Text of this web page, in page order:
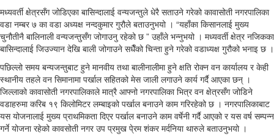
मध्यवर्ती क्षेत्रसँग जोडिएका बासिन्दालाई वन्यजन्तुले धेरै सताउने गरेको कावासोती नगरपालिका
वडा नम्बर ७ का वडा अध्यक्ष नन्दकुमार गुरौले बताउनुभयो । “यहाँका किसानलाई मुख्य
चुनौतीनै बालिनाली वन्यजन्तुसँग जोगाउनु रहेको छ ” उहाँले भन्नुभयो । मध्यवर्ती क्षेत्र नजिकका
बासिन्दालाई जिउज्यान देखि बाली जोगाउने सधैँको चिन्ता हुने गरेको वडाध्यक्ष गुरौको भनाइ छ ।
पछिल्लो समय बन्यजन्तुबाट हुने मानवीय तथा बालीनालीमा हुने क्षति रोक्न वन कार्यालय र केही
स्थानीय तहले वन सिमानामा पर्खाल सहितको मेस जाली लगाउने कार्य गर्दै आएका छन् ।
जिल्लाको कावासोती नगरपालिकाले मात्रै आफ्नो नगरपालिका भित्र वन क्षेत्रसँग जोडिने
वडाहरुमा करिब १९ किलोमिटर लम्बाइको पर्खाल बनाउने काम गरिरहेको छ । नगरपालिकाबाट
यस योजनालाई मुख्य प्राथमिकता दिएर पर्खाल बनाउने काम वर्षेनी गर्दै आएको र यस वर्ष सम्पन्न
गर्ने योजना रहेको कावसोती नगर उप प्रमुख पे्रम शंकर मर्दनिया थारुले बताउनुभयो ।